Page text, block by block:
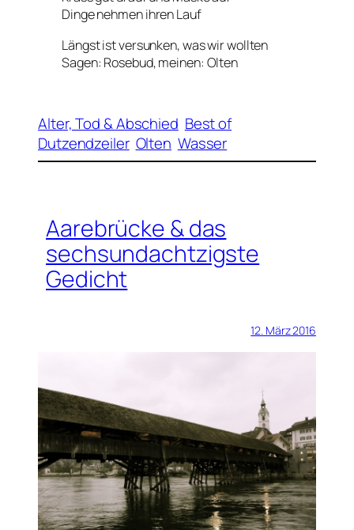
Dinge nehmen ihren Lauf
Längst ist versunken, was wir wollten
Sagen: Rosebud, meinen: Olten
Alter, Tod & Abschied Best of
Dutzendzeiler Olten Wasser
Aarebrücke & das
sechsundachtzigste
Gedicht
12. März 2016